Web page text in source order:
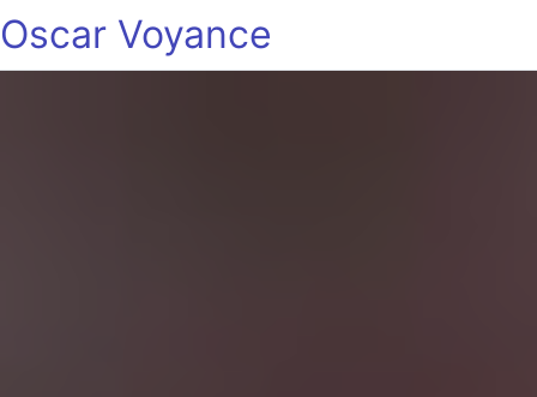
Oscar Voyance